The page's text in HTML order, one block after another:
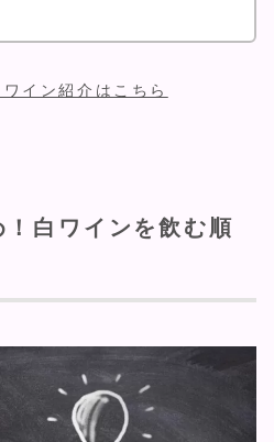
イン紹介はこちら
白ワインを飲む順